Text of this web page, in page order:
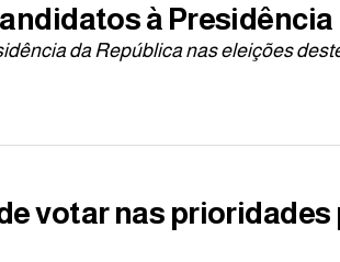
à Presidência
da República nas eleições
votar nas